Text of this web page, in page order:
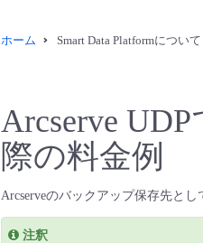
ホーム Smart Data Platformについて
Arcserve
際の料金例
Arcserveのバックアップ保存先とし
注釈